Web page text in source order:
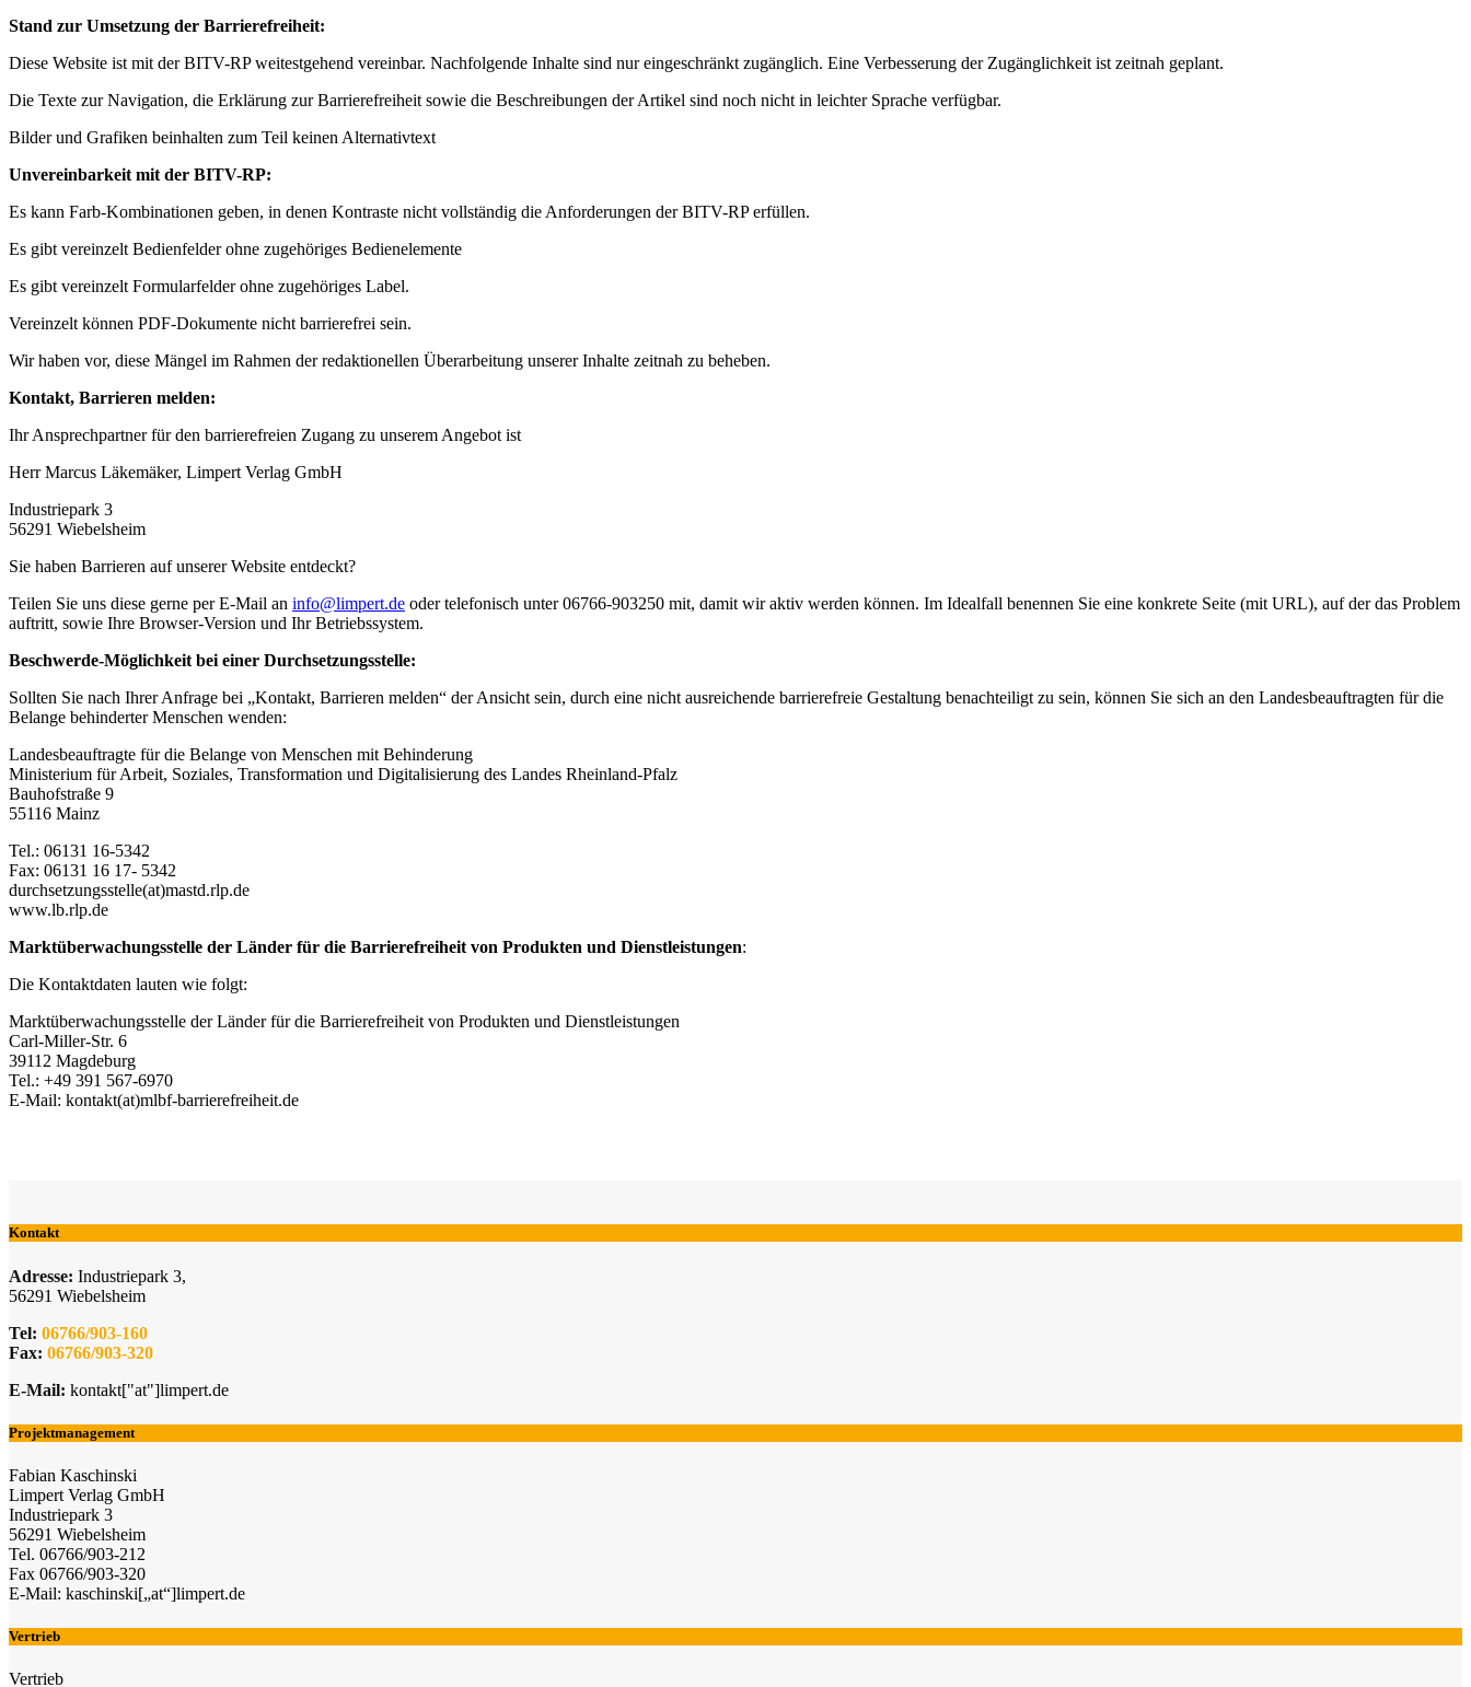
Stand zur Umsetzung der Barrierefreiheit:
Diese Website ist mit der BITV-RP weitestgehend vereinbar. Nachfolgende Inhalte sind nur eingeschränkt zugänglich. Eine Verbesserung der Zugänglichkeit ist zeitnah geplant.
Die Texte zur Navigation, die Erklärung zur Barrierefreiheit sowie die Beschreibungen der Artikel sind noch nicht in leichter Sprache verfügbar.
Bilder und Grafiken beinhalten zum Teil keinen Alternativtext
Unvereinbarkeit mit der BITV-RP:
Es kann Farb-Kombinationen geben, in denen Kontraste nicht vollständig die Anforderungen der BITV-RP erfüllen.
Es gibt vereinzelt Bedienfelder ohne zugehöriges Bedienelemente
Es gibt vereinzelt Formularfelder ohne zugehöriges Label.
Vereinzelt können PDF-Dokumente nicht barrierefrei sein.
Wir haben vor, diese Mängel im Rahmen der redaktionellen Überarbeitung unserer Inhalte zeitnah zu beheben.
Kontakt, Barrieren melden:
Ihr Ansprechpartner für den barrierefreien Zugang zu unserem Angebot ist
Herr Marcus Läkemäker, Limpert Verlag GmbH
Industriepark 3
56291 Wiebelsheim
Sie haben Barrieren auf unserer Website entdeckt?
Teilen Sie uns diese gerne per E-Mail an info@limpert.de oder telefonisch unter 06766-903250 mit, damit wir aktiv werden können. Im Idealfall benennen Sie eine konkrete Seite (mit URL), auf der das Problem
auftritt, sowie Ihre Browser-Version und Ihr Betriebssystem.
Beschwerde-Möglichkeit bei einer Durchsetzungsstelle:
Sollten Sie nach Ihrer Anfrage bei „Kontakt, Barrieren melden“ der Ansicht sein, durch eine nicht ausreichende barrierefreie Gestaltung benachteiligt zu sein, können Sie sich an den Landesbeauftragten für die
Belange behinderter Menschen wenden:
Landesbeauftragte für die Belange von Menschen mit Behinderung
Ministerium für Arbeit, Soziales, Transformation und Digitalisierung des Landes Rheinland-Pfalz
Bauhofstraße 9
55116 Mainz
Tel.: 06131 16-5342
Fax: 06131 16 17- 5342
durchsetzungsstelle(at)mastd.rlp.de
www.lb.rlp.de
Marktüberwachungsstelle der Länder für die Barrierefreiheit von Produkten und Dienstleistungen:
Die Kontaktdaten lauten wie folgt:
Marktüberwachungsstelle der Länder für die Barrierefreiheit von Produkten und Dienstleistungen
Carl-Miller-Str. 6
39112 Magdeburg
Tel.: +49 391 567-6970
E-Mail: kontakt(at)mlbf-barrierefreiheit.de
Kontakt
Adresse: Industriepark 3,
56291 Wiebelsheim
Tel: 06766/903-160
Fax: 06766/903-320
E-Mail: kontakt["at"]limpert.de
Projektmanagement
Fabian Kaschinski
Limpert Verlag GmbH
Industriepark 3
56291 Wiebelsheim
Tel. 06766/903-212
Fax 06766/903-320
E-Mail: kaschinski[„at“]limpert.de
Vertrieb
Vertrieb